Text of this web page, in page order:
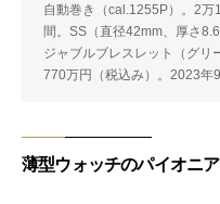
自動巻き（cal.1255P）。2
間。SS（直径42mm、厚さ
ジャブルブレスレット（グリ
770万円（税込み）。2023年9
薄型ウォッチのパイオニア